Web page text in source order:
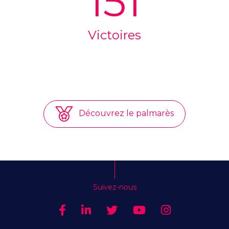
Victoires
Découvrez le palmarès
Suivez-nous